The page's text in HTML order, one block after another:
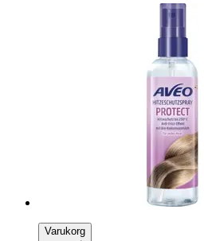
Varukorg